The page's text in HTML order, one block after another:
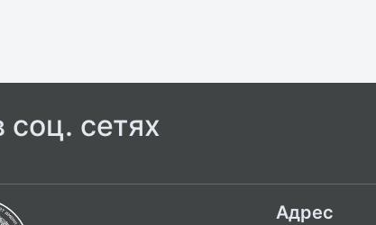
сетях
Адрес